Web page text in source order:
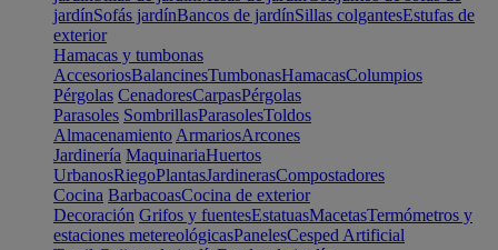
jardínSofás jardínBancos de jardínSillas colgantesEstufas de
exterior
Hamacas y tumbonas
AccesoriosBalancinesTumbonasHamacasColumpios
Pérgolas CenadoresCarpasPérgolas
Parasoles SombrillasParasolesToldos
Almacenamiento ArmariosArcones
Jardinería MaquinariaHuertos
UrbanosRiegoPlantasJardinerasCompostadores
Cocina BarbacoasCocina de exterior
Decoración Grifos y fuentesEstatuasMacetasTermómetros y
estaciones metereológicasPanelesCesped Artificial